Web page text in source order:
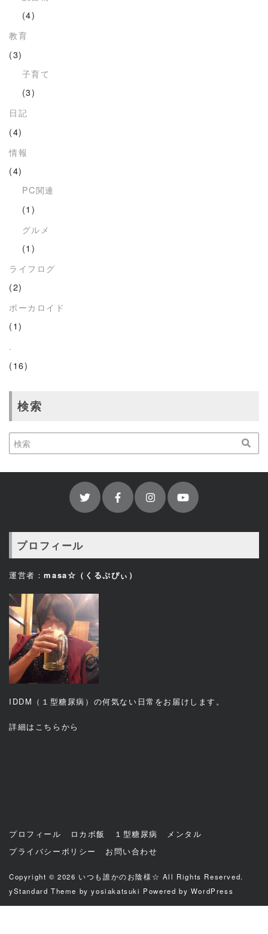
(4)
教育
(3)
子育て
(3)
日記
(4)
情報
(4)
PC関連
(1)
グルメ
(1)
ライフログ
(2)
ボーカロイド
(1)
.
(16)
検索
プロフィール
運営者：masa☆（くるぷぴぃ）
IDDM（１型糖尿病）の何気ない日常をお届けします。
詳細は こちら から
プロフィール ロカボ飯 １型糖尿病
メンタル
プライバシーポリシー
お問い合わせ
Copyright © 2026 いつも誰かのお陰様☆ All Rights Reserved.
yStandard Theme byyosiakatsuki Powered by WordPress